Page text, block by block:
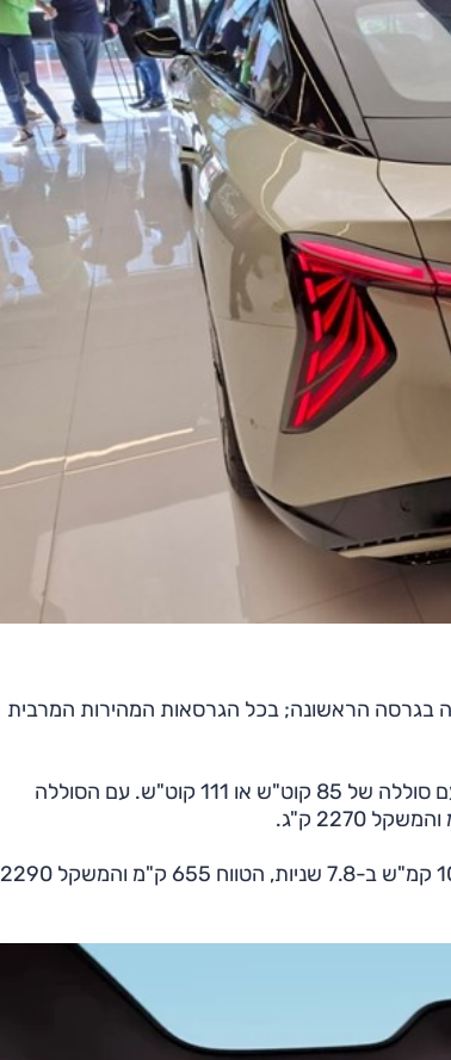
בגרסה הראשונה; בכל הגרסאות המהירות המרבית
עם מנוע יחיד בגרסה הנקראת 'קור', ההספק הוא 344 כ"ס, וזו מוצעת עם סוללה של 85 קוט"ש או 111 קוט"ש. עם הסוללה
אותה גרסת הנעה עם הסוללה הגדולה המכונה 'לונג ריינג' מאיצה ל-100 קמ"ש ב-7.8 שניות, הטווח 655 ק"מ והמשקל 2290